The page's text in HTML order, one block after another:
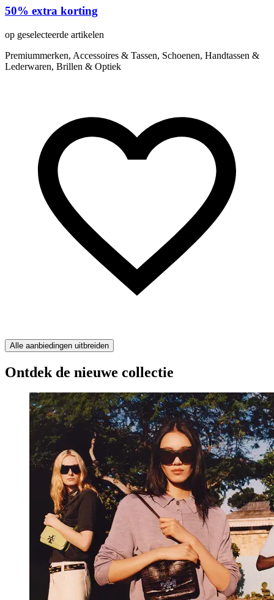
50% extra korting
op geselecteerde artikelen
Premiummerken, Accessoires & Tassen, Schoenen, Handtassen &
Lederwaren, Brillen & Optiek
Alle aanbiedingen uitbreiden
Ontdek de nieuwe collectie